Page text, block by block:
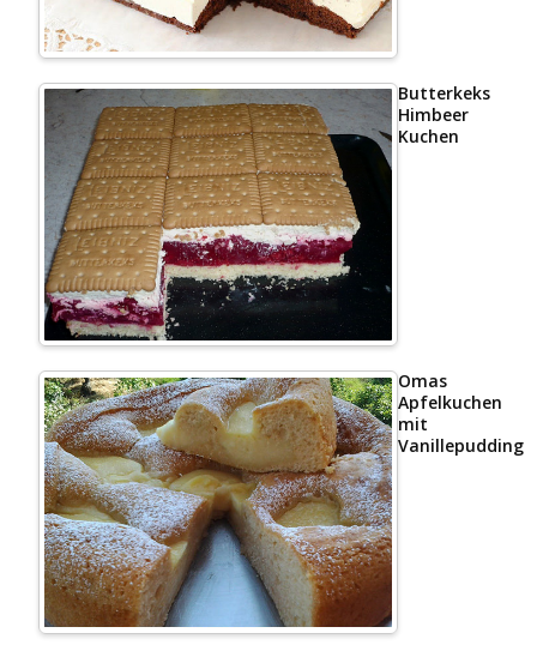
Butterkeks
Himbeer
Kuchen
Omas
Apfelkuchen
mit
Vanillepudding